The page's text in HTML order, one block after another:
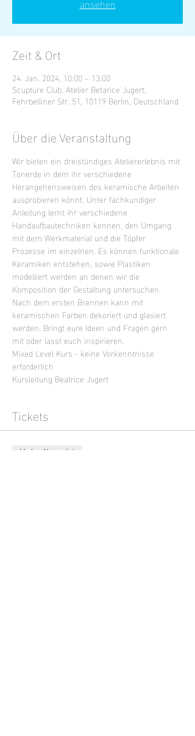
Zeit & Ort
24. Jan. 2024, 10:00 – 13:00
Scupture Club, Atelier Betarice Jugert,
Fehrbelliner Str. 51, 10119 Berlin, Deutschland
Über die Veranstaltung
Wir bieten ein dreistündiges Ateliererlebnis mit
Tonerde in dem ihr verschiedene
Herangehensweisen des keramische Arbeiten
ausprobieren könnt. Unter fachkundiger
Anleitung lernt ihr verschiedene
Handaufbautechniken kennen, den Umgang
mit dem Werkmaterial und die Töpfer
Prozesse im einzelnen. Es können funktionale
Keramiken entstehen, sowie Plastiken
modelliert werden an denen wir die
Komposition der Gestaltung untersuchen.
Nach dem ersten Brennen kann mit
keramischen Farben dekoriert und glasiert
werden. Bringt eure Ideen und Fragen gern
mit oder lasst euch inspirieren.
Mixed Level Kurs - keine Vorkenntnisse
erforderlich
Kursleitung Beatrice Jugert
Tickets
Verkauf beendet